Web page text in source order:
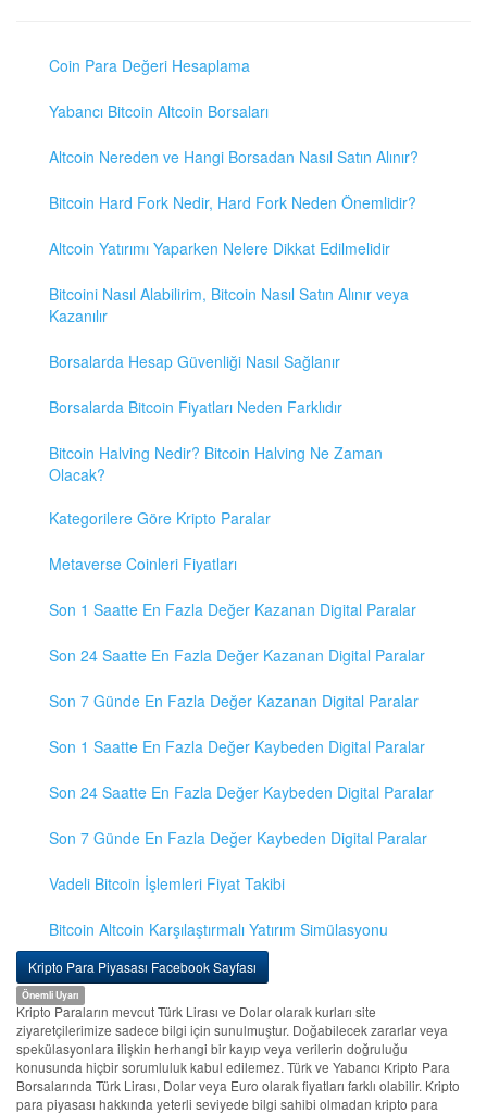
Coin Para Değeri Hesaplama
Yabancı Bitcoin Altcoin Borsaları
Altcoin Nereden ve Hangi Borsadan Nasıl Satın Alınır?
Bitcoin Hard Fork Nedir, Hard Fork Neden Önemlidir?
Altcoin Yatırımı Yaparken Nelere Dikkat Edilmelidir
Bitcoini Nasıl Alabilirim, Bitcoin Nasıl Satın Alınır veya
Kazanılır
Borsalarda Hesap Güvenliği Nasıl Sağlanır
Borsalarda Bitcoin Fiyatları Neden Farklıdır
Bitcoin Halving Nedir? Bitcoin Halving Ne Zaman
Olacak?
Kategorilere Göre Kripto Paralar
Metaverse Coinleri Fiyatları
Son 1 Saatte En Fazla Değer Kazanan Digital Paralar
Son 24 Saatte En Fazla Değer Kazanan Digital Paralar
Son 7 Günde En Fazla Değer Kazanan Digital Paralar
Son 1 Saatte En Fazla Değer Kaybeden Digital Paralar
Son 24 Saatte En Fazla Değer Kaybeden Digital Paralar
Son 7 Günde En Fazla Değer Kaybeden Digital Paralar
Vadeli Bitcoin İşlemleri Fiyat Takibi
Bitcoin Altcoin Karşılaştırmalı Yatırım Simülasyonu
Kripto Para Piyasası Facebook Sayfası
Önemli Uyarı
Kripto Paraların mevcut Türk Lirası ve Dolar olarak kurları site
ziyaretçilerimize sadece bilgi için sunulmuştur. Doğabilecek zararlar veya
spekülasyonlara ilişkin herhangi bir kayıp veya verilerin doğruluğu
konusunda hiçbir sorumluluk kabul edilemez. Türk ve Yabancı Kripto Para
Borsalarında Türk Lirası, Dolar veya Euro olarak fiyatları farklı olabilir. Kripto
para piyasası hakkında yeterli seviyede bilgi sahibi olmadan kripto para